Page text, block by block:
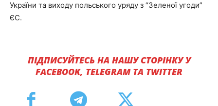
України та виходу польського уряду з “Зеленої угоди”
ЄС.
ПІДПИСУЙТЕСЬ НА НАШУ СТОРІНКУ У
FACEBOOK, TELEGRAM ТА TWITTER